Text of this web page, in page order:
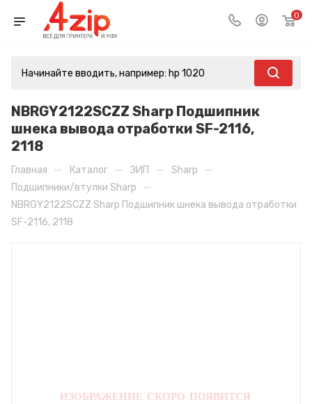
0
NBRGY2122SCZZ Sharp Подшипник
шнека вывода отработки SF-2116,
2118
Главная — Каталог — ЗИП — Sharp —
Подшипники/втулки Sharp —
NBRGY2122SCZZ Sharp Подшипник шнека вывода отработки
SF-2116, 2118